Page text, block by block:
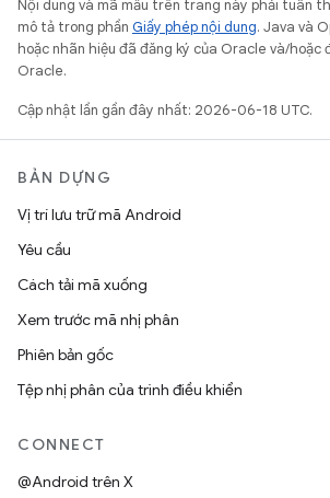
Nội dung và mã mẫu trên trang này phải tuân
mô tả trong phần Giấy phép nội dung. Java và
hoặc nhãn hiệu đã đăng ký của Oracle và/hoặc
Oracle.
Cập nhật lần gần đây nhất: 2026-06-18 UTC.
BẢN DỰNG
Vị trí lưu trữ mã Android
Yêu cầu
Cách tải mã xuống
Xem trước mã nhị phân
Phiên bản gốc
Tệp nhị phân của trình điều khiển
CONNECT
@Android trên X